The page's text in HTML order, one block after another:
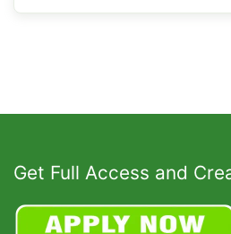
Get Full Access and